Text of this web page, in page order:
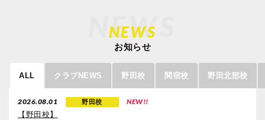
NEWS
NEWS
お知らせ
ALL クラブNEWS 野田校 関宿校 野田北部校
2026.08.01 野田校
NEW!!
【野田校】